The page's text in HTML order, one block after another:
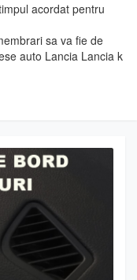
acordat pentru
sa va fie de
auto Lancia Lancia k